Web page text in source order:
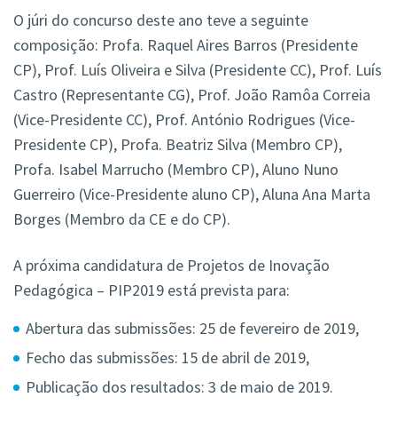
O júri do concurso deste ano teve a seguinte
composição: Profa. Raquel Aires Barros (Presidente
CP), Prof. Luís Oliveira e Silva (Presidente CC), Prof. Luís
Castro (Representante CG), Prof. João Ramôa Correia
(Vice-Presidente CC), Prof. António Rodrigues (Vice-
Presidente CP), Profa. Beatriz Silva (Membro CP),
Profa. Isabel Marrucho (Membro CP), Aluno Nuno
Guerreiro (Vice-Presidente aluno CP), Aluna Ana Marta
Borges (Membro da CE e do CP).
A próxima candidatura de Projetos de Inovação
Pedagógica – PIP2019 está prevista para:
Abertura das submissões: 25 de fevereiro de 2019,
Fecho das submissões: 15 de abril de 2019,
Publicação dos resultados: 3 de maio de 2019.